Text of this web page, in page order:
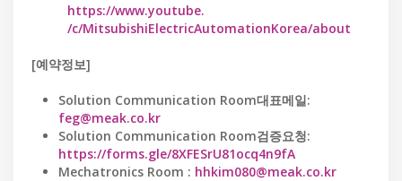
https://www.youtube.
/c/MitsubishiElectricAutomationKorea/about
[예약정보]
Solution Communication Room대표메일:
feg@meak.co.kr
Solution Communication Room검증요청:
https://forms.gle/8XFESrU81ocq4n9fA
Mechatronics Room : hhkim080@meak.co.kr